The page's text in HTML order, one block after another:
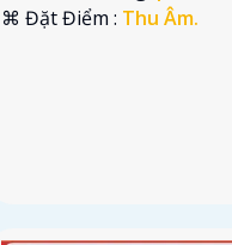
️⌘ Đặt Điểm : Thu Âm.